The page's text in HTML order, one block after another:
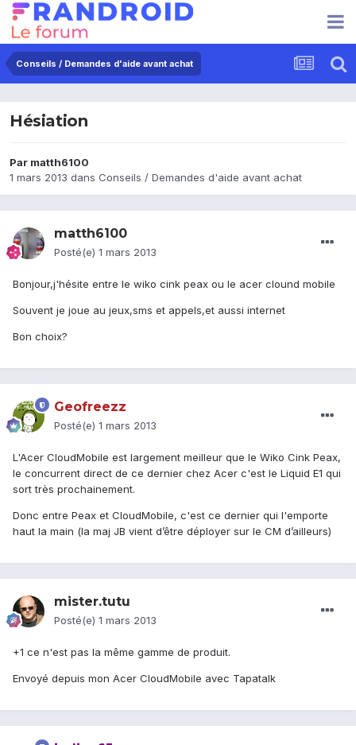
Conseils / Demandes d'aide avant achat
Hésiation
Par matth6100
1 mars 2013 dans Conseils / Demandes d'aide avant achat
matth6100
Posté(e) 1 mars 2013
Bonjour,j'hésite entre le wiko cink peax ou le acer clound mobile
Souvent je joue au jeux,sms et appels,et aussi internet
Bon choix?
Geofreezz
Posté(e) 1 mars 2013
L'Acer CloudMobile est largement meilleur que le Wiko Cink Peax,
le concurrent direct de ce dernier chez Acer c'est le Liquid E1 qui
sort très prochainement.
Donc entre Peax et CloudMobile, c'est ce dernier qui l'emporte
haut la main (la maj JB vient d’être déployer sur le CM d’ailleurs)
mister.tutu
Posté(e) 1 mars 2013
+1 ce n'est pas la même gamme de produit.
Envoyé depuis mon Acer CloudMobile avec Tapatalk